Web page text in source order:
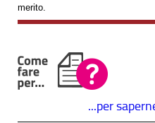
merito.
...per